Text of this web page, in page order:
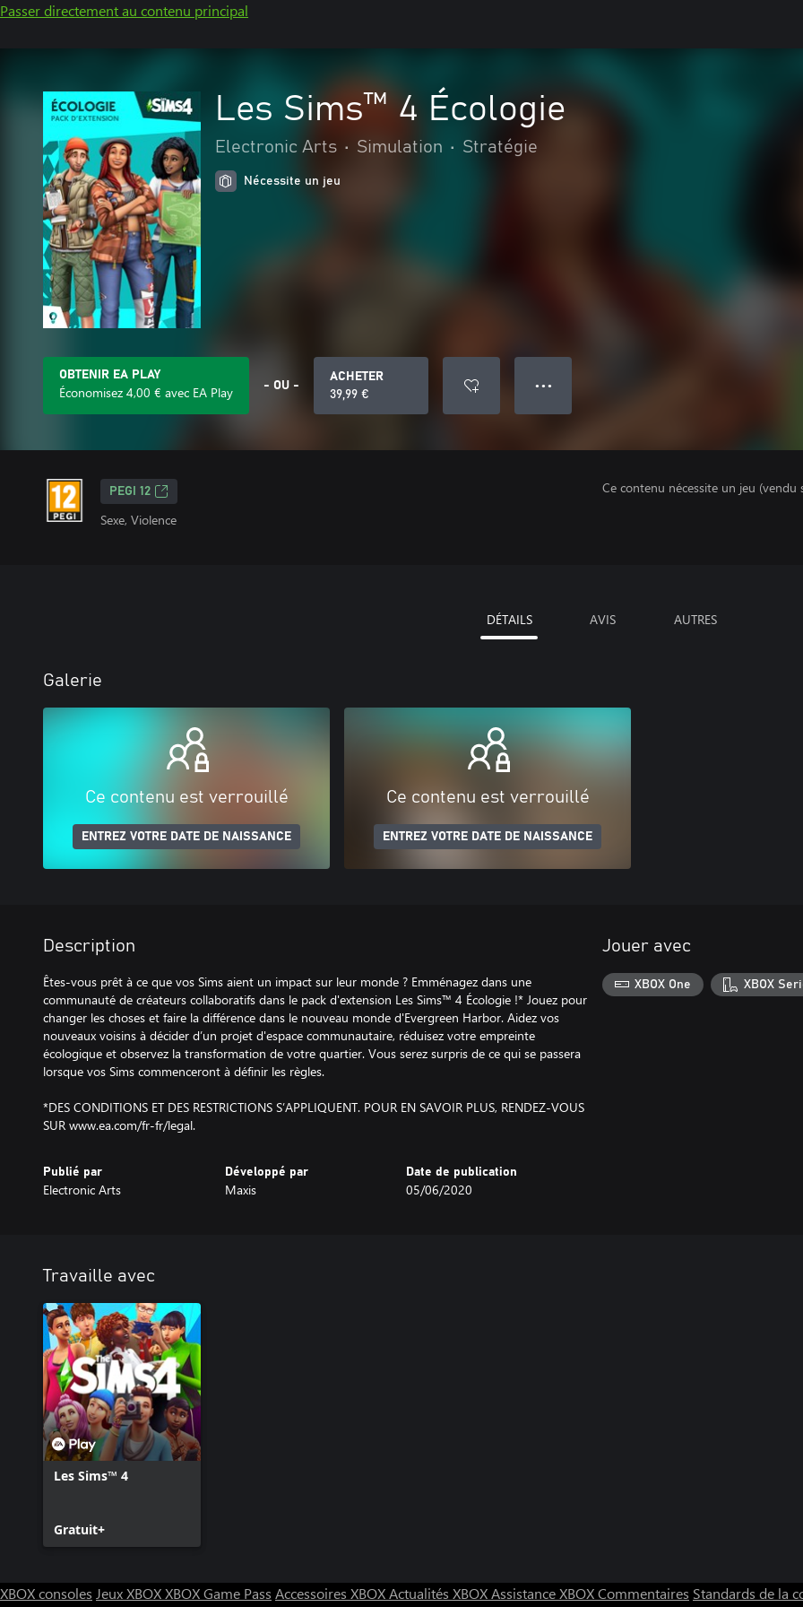
Passer directement au contenu principal
Les Sims™ 4 Écologie
Electronic Arts • Simulation • Stratégie
Nécessite un jeu
OBTENIR EA PLAY
Économisez 4,00 € avec EA Play - OU -
ACHETER
39,99 €
● ● ●
PEGI 12
Sexe, Violence
Ce contenu nécessite un jeu (vendu
DÉTAILS AVIS AUTRES
Galerie
Ce contenu est verrouillé
ENTREZ VOTRE DATE DE NAISSANCE
Ce contenu est verrouillé
ENTREZ VOTRE DATE DE NAISSANCE
Description
Êtes-vous prêt à ce que vos Sims aient un impact sur leur monde ? Emménagez dans une
communauté de créateurs collaboratifs dans le pack d'extension Les Sims™ 4 Écologie !* Jouez pour
changer les choses et faire la différence dans le nouveau monde d'Evergreen Harbor. Aidez vos
nouveaux voisins à décider d’un projet d'espace communautaire, réduisez votre empreinte
écologique et observez la transformation de votre quartier. Vous serez surpris de ce qui se passera
lorsque vos Sims commenceront à définir les règles.
*DES CONDITIONS ET DES RESTRICTIONS S’APPLIQUENT. POUR EN SAVOIR PLUS, RENDEZ-VOUS
SUR www.ea.com/fr-fr/legal.
Publié par
Electronic Arts
Développé par
Maxis
Date de publication
05/06/2020
Jouer avec
XBOX One XBOX
Travaille avec
Les Sims™ 4
Gratuit+
XBOX consoles Jeux XBOXXBOX Game Pass Accessoires XBOXActualités XBOXAssistance XBOXCommentaires Standards de la